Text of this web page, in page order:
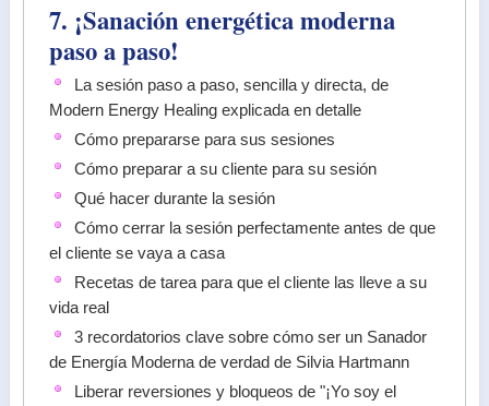
7. ¡Sanación energética moderna
paso a paso!
La sesión paso a paso, sencilla y directa, de
Modern Energy Healing explicada en detalle
Cómo prepararse para sus sesiones
Cómo preparar a su cliente para su sesión
Qué hacer durante la sesión
Cómo cerrar la sesión perfectamente antes de que
el cliente se vaya a casa
Recetas de tarea para que el cliente las lleve a su
vida real
3 recordatorios clave sobre cómo ser un Sanador
de Energía Moderna de verdad de Silvia Hartmann
Liberar reversiones y bloqueos de "¡Yo soy el